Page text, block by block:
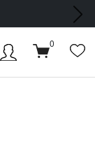
次の画像
0